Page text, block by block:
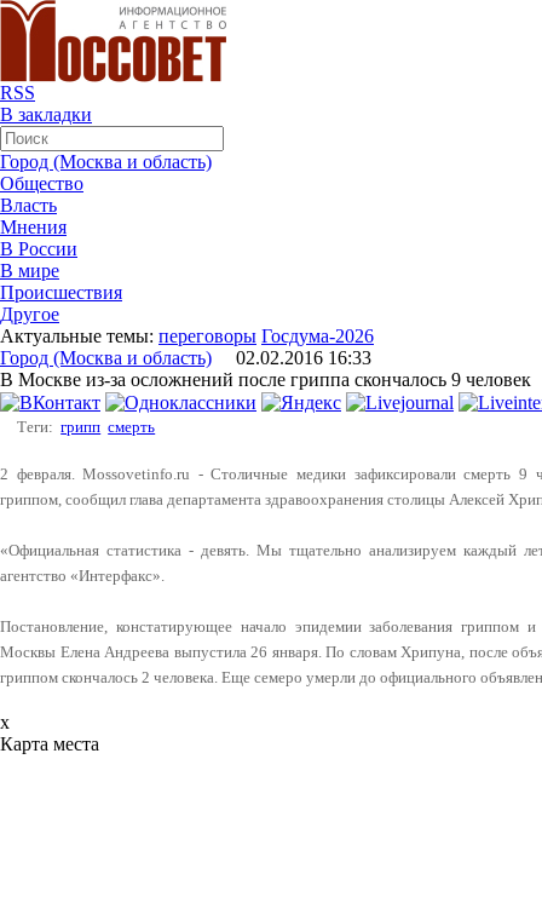
RSS
В закладки
Город (Москва и область)
Общество
Власть
Мнения
В России
В мире
Происшествия
Другое
Актуальные темы: переговоры Госдума-2026
Город (Москва и область) 02.02.2016 16:33
В Москве из-за осложнений после гриппа скончалось 9 человек
Теги: грипп смерть
2 февраля. Mossovetinfo.ru - Столичные медики зафиксировали смерть 9
гриппом, сообщил глава департамента здравоохранения столицы Алексей
«Официальная статистика - девять. Мы тщательно анализируем каждый
агентство «Интерфакс».
Постановление, констатирующее начало эпидемии заболевания
Москвы Елена Андреева выпустила 26 января. По словам Хрипуна, после
гриппом скончалось 2 человека. Еще семеро умерли до официального
x
Карта места